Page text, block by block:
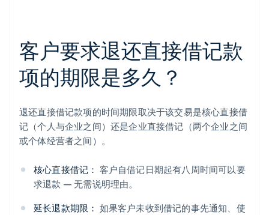
客户要求退还直接借记款
项的期限是多久？
退还直接借记款项的时间期限取决于该交易是核心直接借
记（个人与企业之间）还是企业直接借记（两个企业之间
或个体经营者之间）。
核心直接借记： 客户自借记日期起有八周时间可以要
求退款 — 无需说明理由。
延长退款期限： 如果客户未收到借记的事先通知、使